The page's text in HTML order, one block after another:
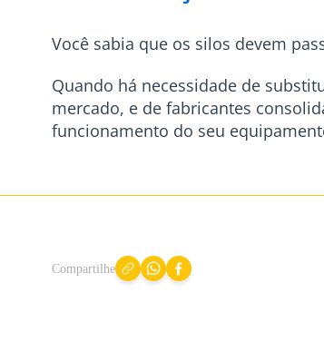
Você sabia que os silos devem
Quando há necessidade de
mercado, e de fabricantes
funcionamento do seu
Compartilhe